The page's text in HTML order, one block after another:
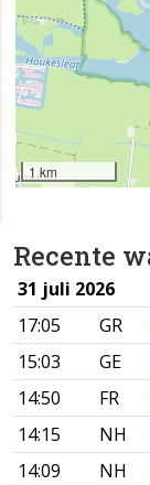
Recente
31 juli 2026
17:05
GR
15:03
GE
14:50
FR
14:15
NH
14:09
NH
1 km